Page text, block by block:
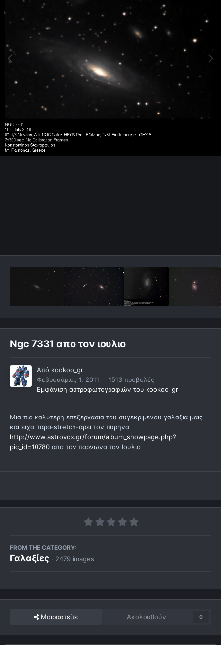
Ngc 7331 απο τον ιουλιο
Από kookoo_gr
Φεβρουάριος 1, 2011
1513 προβολές
Εμφάνιση αστροφωτογραφιών του kookoo_gr
Μια πιο καλυτερη επεξεργασια του συγεκριμενου γαλαξια μαις
και ειχα παρα-stretch-αρει τον πυρηνα
http://www.astrovox.gr/forum/album_showpage.php?
pic_id=10780 απο τον παρνωνα τον Ιουλιο
FROM THE CATEGORY:
Γαλαξίες · 2479 images
Μοιραστείτε Ακολουθούν 0